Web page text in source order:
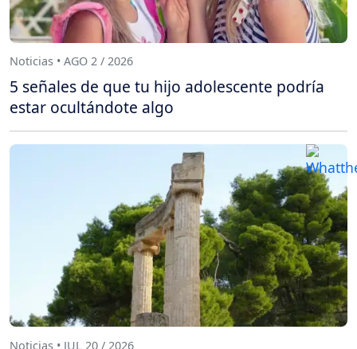
Noticias • AGO 2 / 2026
5 señales de que tu hijo adolescente podría
estar ocultándote algo
Noticias • JUL 20 / 2026